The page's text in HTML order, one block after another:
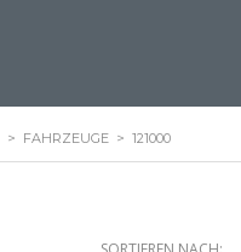
> FAHRZEUGE > 121000